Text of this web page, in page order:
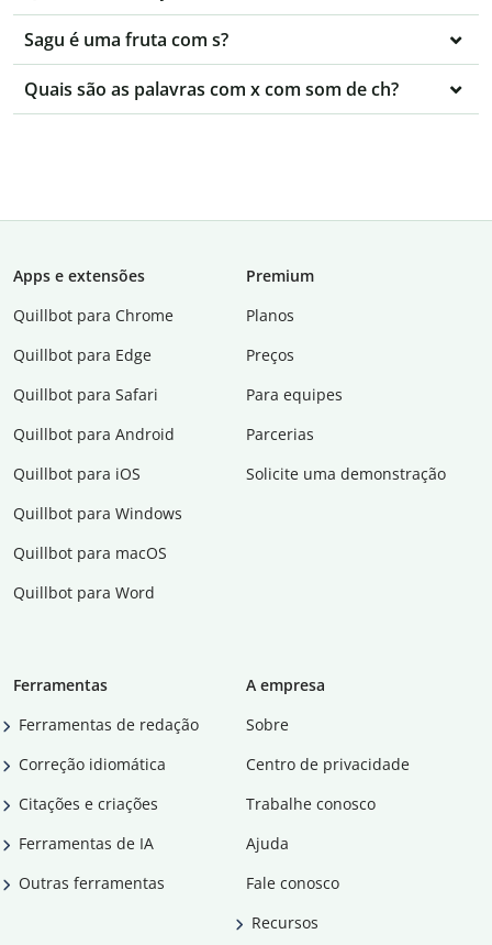
Sagu é uma fruta com s?
Quais são as palavras com x com som de ch?
Apps e extensões
Quillbot para Chrome
Quillbot para Edge
Quillbot para Safari
Quillbot para Android
Quillbot para iOS
Quillbot para Windows
Quillbot para macOS
Quillbot para Word
Premium
Planos
Preços
Para equipes
Parcerias
Solicite uma demonstração
Ferramentas
Ferramentas de redação
Correção idiomática
Citações e criações
Ferramentas de IA
Outras ferramentas
A empresa
Sobre
Centro de privacidade
Trabalhe conosco
Ajuda
Fale conosco
Recursos